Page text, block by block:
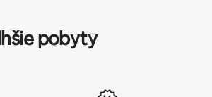
pobyty